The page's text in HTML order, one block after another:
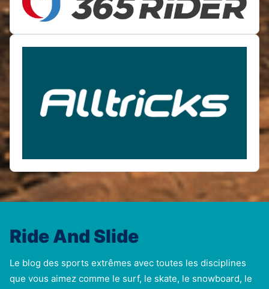
Ride And Slide
Le blog des sports extrêmes avec toutes les disciplines
que vous aimez comme le surf, le skate, le snowboard, le